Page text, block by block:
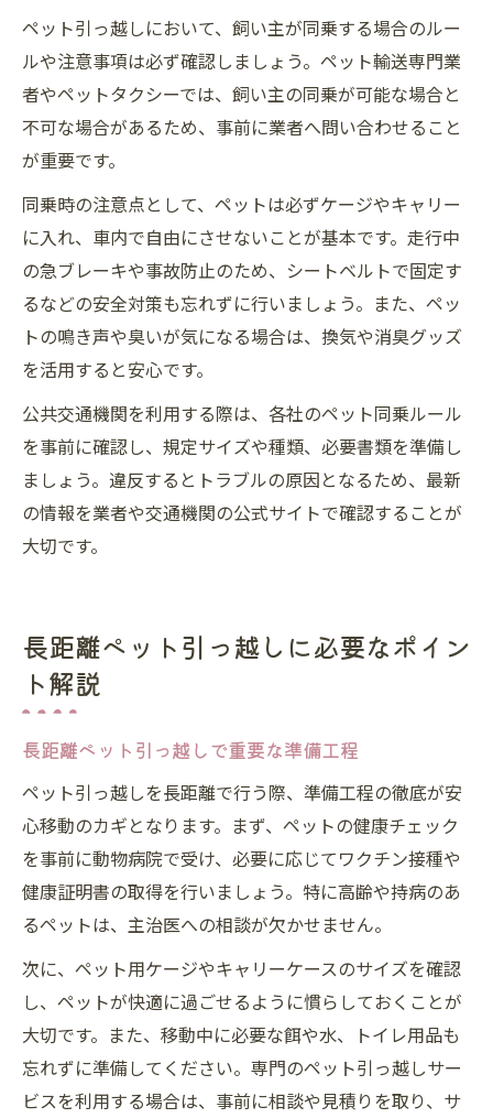
ペット引っ越しにおいて、飼い主が同乗する場合のルー
ルや注意事項は必ず確認しましょう。ペット輸送専門業
者やペットタクシーでは、飼い主の同乗が可能な場合と
不可な場合があるため、事前に業者へ問い合わせること
が重要です。
同乗時の注意点として、ペットは必ずケージやキャリー
に入れ、車内で自由にさせないことが基本です。走行中
の急ブレーキや事故防止のため、シートベルトで固定す
るなどの安全対策も忘れずに行いましょう。また、ペッ
トの鳴き声や臭いが気になる場合は、換気や消臭グッズ
を活用すると安心です。
公共交通機関を利用する際は、各社のペット同乗ルール
を事前に確認し、規定サイズや種類、必要書類を準備し
ましょう。違反するとトラブルの原因となるため、最新
の情報を業者や交通機関の公式サイトで確認することが
大切です。
長距離ペット引っ越しに必要なポイン
ト解説
長距離ペット引っ越しで重要な準備工程
ペット引っ越しを長距離で行う際、準備工程の徹底が安
心移動のカギとなります。まず、ペットの健康チェック
を事前に動物病院で受け、必要に応じてワクチン接種や
健康証明書の取得を行いましょう。特に高齢や持病のあ
るペットは、主治医への相談が欠かせません。
次に、ペット用ケージやキャリーケースのサイズを確認
し、ペットが快適に過ごせるように慣らしておくことが
大切です。また、移動中に必要な餌や水、トイレ用品も
忘れずに準備してください。専門のペット引っ越しサー
ビスを利用する場合は、事前に相談や見積りを取り、サ